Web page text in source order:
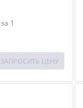
за 1
ЗАПРОСИТЬ ЦЕНУ